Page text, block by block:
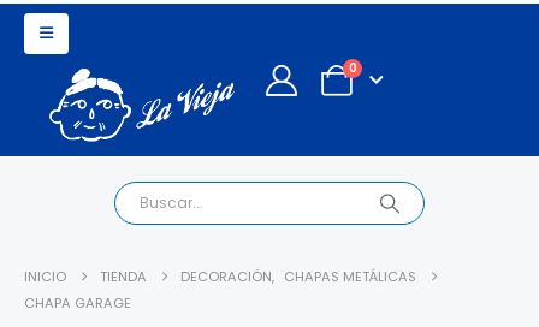
0
INICIO TIENDA DECORACIÓN, CHAPAS METÁLICAS
CHAPA GARAGE